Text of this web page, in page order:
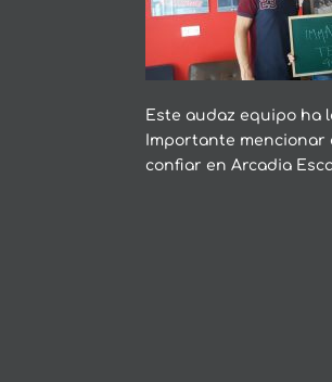
Este audaz equipo ha
Importante mencionar
confiar en Arcadia